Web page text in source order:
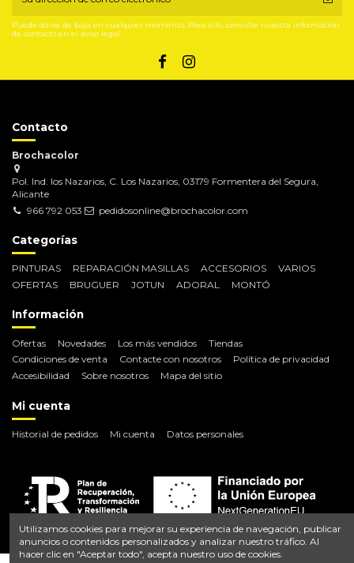
Puede darse de baja en cualquier momento. Para ello, consulte nuestra información
de contacto en el aviso legal.
Contacto
Brochacolor
Pol. Ind. los Nazarios, C. Los Nazarios, 03179 Formentera del Segura,
Alicante
966 792 053
pedidosonline@brochacolor.com
Categorías
PINTURAS REPARACIÓN MASILLAS ACCESORIOS
VARIOS
OFERTAS
BRUGUER JOTUN ADORAL MONTÓ
Información
Ofertas Novedades Los más vendidos
Tiendas
Condiciones de venta
Contacte con nosotros
Política de privacidad
Accesibilidad
Sobre nosotros Mapa del sitio
Mi cuenta
Historial de pedidos Mi cuenta Datos personales
Utilizamos cookies para mejorar su experiencia de navegación, publicar
anuncios o contenidos personalizados y analizar nuestro tráfico. Al
hacer clic en "Aceptar todo", acepta nuestro uso de cookies.